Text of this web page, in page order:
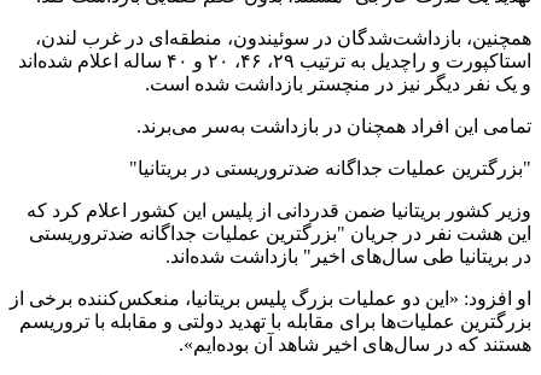
همچنین، بازداشت‌شدگان در سوئیندون، منطقه‌ای در غرب لندن،
استاکپورت و راچدیل به ترتیب ۲۹، ۴۶، ۲۰ و ۴۰ ساله اعلام شده‌اند
و یک نفر دیگر نیز در منچستر بازداشت شده است.
تمامی این افراد همچنان در بازداشت به‌سر می‌برند.
"بزرگترین عملیات جداگانه ضدتروریستی در بریتانیا"
وزیر کشور بریتانیا ضمن قدردانی از پلیس این کشور اعلام کرد که
این هشت نفر در جریان "بزرگترین عملیات جداگانه ضدتروریستی
در بریتانیا طی سال‌های اخیر" بازداشت شده‌اند.
او افزود: «این دو عملیات بزرگ پلیس بریتانیا، منعکس‌کننده برخی از
بزرگترین عملیات‌ها برای مقابله با تهدید دولتی و مقابله با تروریسم
هستند که در سال‌های اخیر شاهد آن بوده‌ایم».